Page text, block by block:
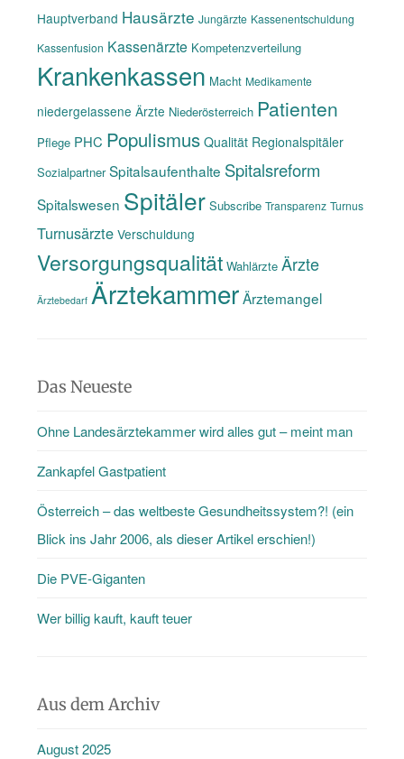
Hauptverband Hausärzte Jungärzte Kassenentschuldung
Kassenfusion Kassenärzte Kompetenzverteilung
Krankenkassen Macht Medikamente
niedergelassene Ärzte Niederösterreich Patienten
Pflege PHC Populismus Qualität Regionalspitäler
Sozialpartner Spitalsaufenthalte Spitalsreform
Spitalswesen Spitäler Subscribe Transparenz Turnus
Turnusärzte Verschuldung
Versorgungsqualität Wahlärzte Ärzte
Ärztebedarf ÄrztekammerÄrztemangel
Das Neueste
Ohne Landesärztekammer wird alles gut – meint man
Zankapfel Gastpatient
Österreich – das weltbeste Gesundheitssystem?! (ein
Blick ins Jahr 2006, als dieser Artikel erschien!)
Die PVE-Giganten
Wer billig kauft, kauft teuer
Aus dem Archiv
August 2025